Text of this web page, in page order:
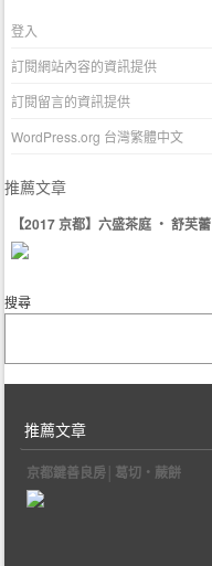
登入
訂閱網站內容的資訊提供
訂閱留言的資訊提供
WordPress.org 台灣繁體中文
推薦文章
【2017 京都】六盛茶庭 ‧ 舒芙蕾
搜尋
推薦文章
京都鍵善良房│葛切‧蕨餅